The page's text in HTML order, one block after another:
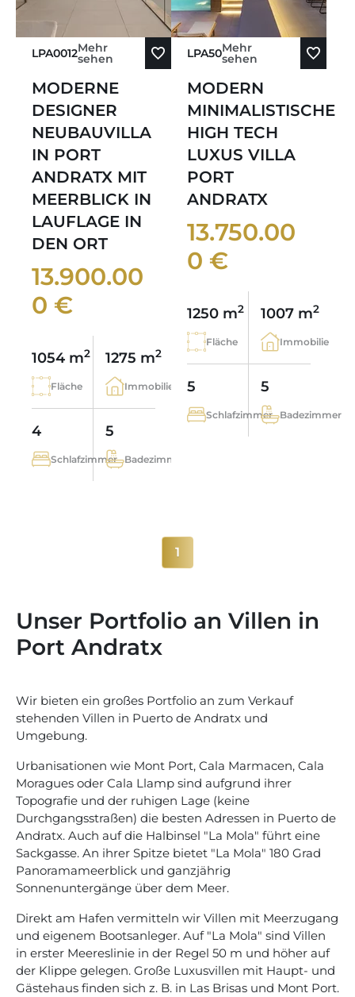
LPA0012Mehr
sehen
MODERNE
DESIGNER
NEUBAUVILLA
IN PORT
ANDRATX MIT
MEERBLICK IN
LAUFLAGE IN
DEN ORT
13.900.00
0 €
1054 m2
Fläche
1275 m2
Immobilie
4
Schlafzimmer
5
Badezimmer
LPA50Mehr
sehen
MODERN
MINIMALISTISCHE
HIGH TECH
LUXUS VILLA
PORT
ANDRATX
13.750.00
0 €
1250 m2
Fläche
1007 m2
Immobilie
5
Schlafzimmer
5
Badezimmer
1
Unser Portfolio an Villen in
Port Andratx
Wir bieten ein großes Portfolio an zum Verkauf
stehenden Villen in Puerto de Andratx und
Umgebung.
Urbanisationen wie Mont Port, Cala Marmacen, Cala
Moragues oder Cala Llamp sind aufgrund ihrer
Topografie und der ruhigen Lage (keine
Durchgangsstraßen) die besten Adressen in Puerto de
Andratx. Auch auf die Halbinsel "La Mola" führt eine
Sackgasse. An ihrer Spitze bietet "La Mola" 180 Grad
Panoramameerblick und ganzjährig
Sonnenuntergänge über dem Meer.
Direkt am Hafen vermitteln wir Villen mit Meerzugang
und eigenem Bootsanleger. Auf "La Mola" sind Villen
in erster Meereslinie in der Regel 50 m und höher auf
der Klippe gelegen. Große Luxusvillen mit Haupt- und
Gästehaus finden sich z. B. in Las Brisas und Mont Port.